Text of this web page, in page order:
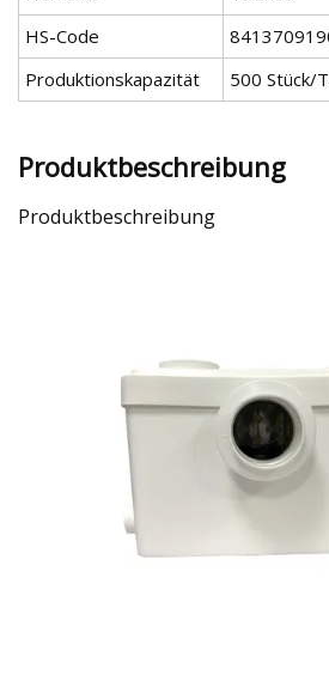
HS-Code
Produktionskapazität
500 Stück/
Produktbeschreibung
Produktbeschreibung